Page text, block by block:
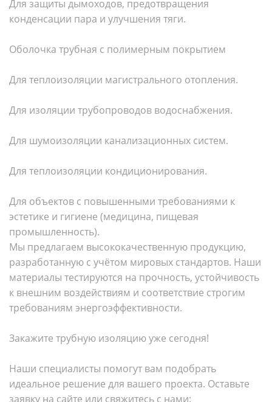
Для защиты дымоходов, предотвращения
конденсации пара и улучшения тяги.
Оболочка трубная с полимерным покрытием
Для теплоизоляции магистрального отопления.
Для изоляции трубопроводов водоснабжения.
Для шумоизоляции канализационных систем.
Для теплоизоляции кондиционирования.
Для объектов с повышенными требованиями к
эстетике и гигиене (медицина, пищевая
промышленность).
Мы предлагаем высококачественную продукцию,
разработанную с учётом мировых стандартов. Наши
материалы тестируются на прочность, устойчивость
к внешним воздействиям и соответствие строгим
требованиям энергоэффективности.
Закажите трубную изоляцию уже сегодня!
Наши специалисты помогут вам подобрать
идеальное решение для вашего проекта. Оставьте
заявку на сайте или свяжитесь с нами: